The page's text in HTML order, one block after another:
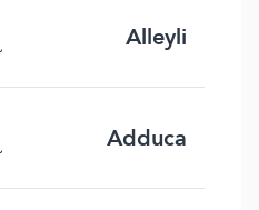
Alleyli
Adduca